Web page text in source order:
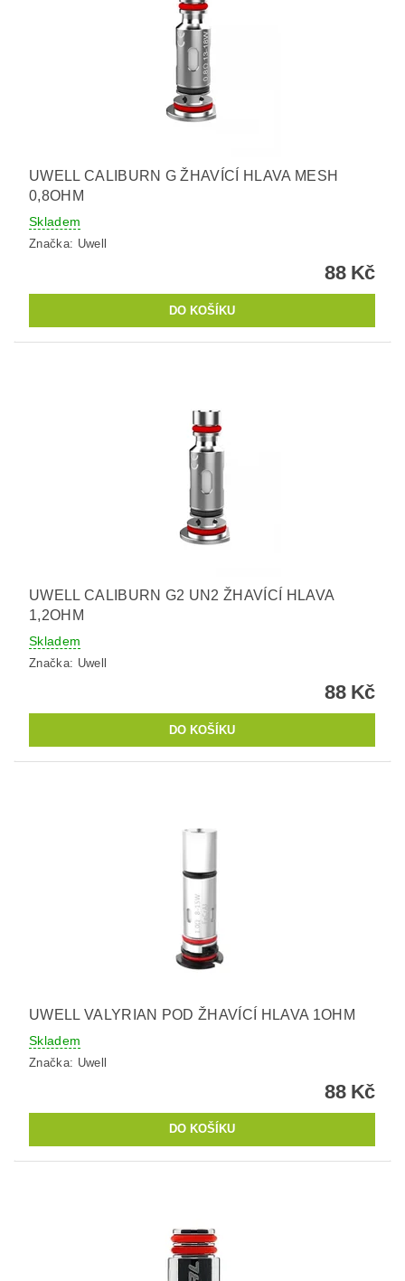
UWELL CALIBURN G ŽHAVÍCÍ HLAVA MESH
0,8OHM
Skladem
Značka: Uwell
88 Kč
UWELL CALIBURN G2 UN2 ŽHAVÍCÍ HLAVA
1,2OHM
Skladem
Značka: Uwell
88 Kč
UWELL VALYRIAN POD ŽHAVÍCÍ HLAVA 1OHM
Skladem
Značka: Uwell
88 Kč